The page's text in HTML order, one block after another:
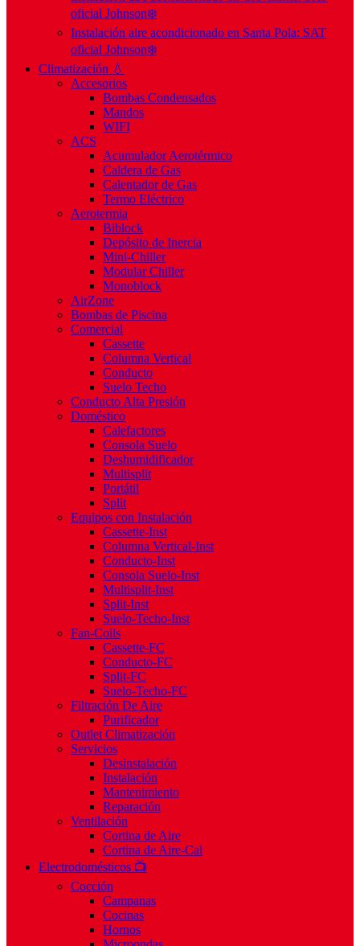
oficial Johnson❄️
Instalación aire acondicionado en Santa Pola: SAT
oficial Johnson❄️
Climatización 💧
Accesorios
Bombas Condensados
Mandos
WIFI
ACS
Acumulador Aerotérmico
Caldera de Gas
Calentador de Gas
Termo Eléctrico
Aerotermia
Biblock
Depósito de Inercia
Mini-Chiller
Modular Chiller
Monoblock
AirZone
Bombas de Piscina
Comercial
Cassette
Columna Vertical
Conducto
Suelo Techo
Conducto Alta Presión
Doméstico
Calefactores
Consola Suelo
Deshumidificador
Multisplit
Portátil
Split
Equipos con Instalación
Cassette-Inst
Columna Vertical-Inst
Conducto-Inst
Consola Suelo-Inst
Multisplit-Inst
Split-Inst
Suelo-Techo-Inst
Fan-Coils
Cassette-FC
Conducto-FC
Split-FC
Suelo-Techo-FC
Filtración De Aire
Purificador
Outlet Climatización
Servicios
Desinstalación
Instalación
Mantenimiento
Reparación
Ventilación
Cortina de Aire
Cortina de Aire-Cal
Electrodomésticos 📺
Cocción
Campanas
Cocinas
Hornos